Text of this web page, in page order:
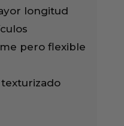
longitud
pero flexible